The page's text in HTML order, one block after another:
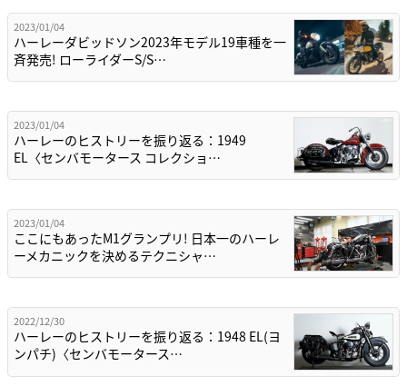
2023/01/04
ハーレーダビッドソン2023年モデル19車種を一
斉発売! ローライダーS/S…
2023/01/04
ハーレーのヒストリーを振り返る：1949
EL〈センバモータース コレクショ…
2023/01/04
ここにもあったM1グランプリ! 日本一のハーレ
ーメカニックを決めるテクニシャ…
2022/12/30
ハーレーのヒストリーを振り返る：1948 EL(ヨ
ンパチ)〈センバモータース…